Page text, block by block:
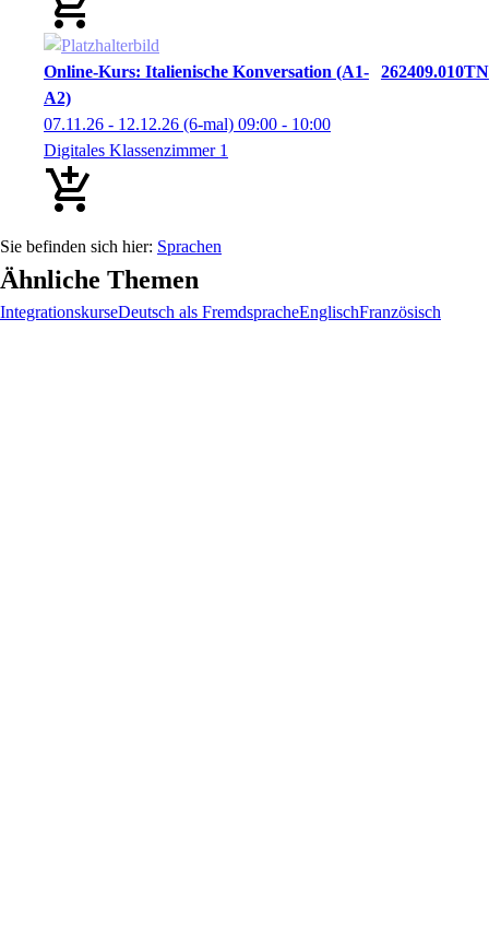
Online-Kurs: Italienische Konversation (A1-
A2)
262409.010TN
07.11.26 - 12.12.26 (6-mal) 09:00 - 10:00
Digitales Klassenzimmer 1
Sprachen
Ähnliche Themen
IntegrationskurseDeutsch als FremdspracheEnglischFranzösisch